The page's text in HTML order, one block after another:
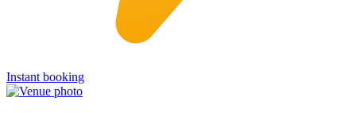
Instant booking